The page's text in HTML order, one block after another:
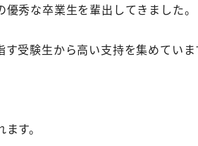
秀な卒業生を輩出してきました。
受験生から高い支持を集めていま
す。